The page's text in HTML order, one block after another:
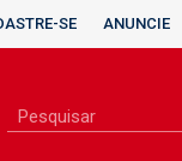
SE ANUNCIE